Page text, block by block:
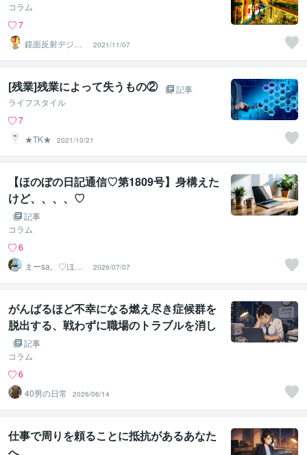
コラム
7
鏡面反射デジタ
ルアート製作所
（鈴木穣）
2021/11/07
[残業]残業によって失うもの②
記事
ライフスタイル
7
★TK★
2021/10/21
【ほのぼの日記通信♡第1809号】身構えた
けど、、、、♡
記事
コラム
6
まーsa。♡ほの
ぼのブログ毎日
配信♡
2026/07/07
がんばるほど不幸になる燃え尽き症候群を
脱出する、戦わずに職場のトラブルを消し
去る技術
記事
コラム
6
40男の日常
2026/06/14
仕事で周りを頼ることに抵抗があるあなた